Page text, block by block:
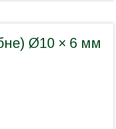
Ø10 × 6 мм